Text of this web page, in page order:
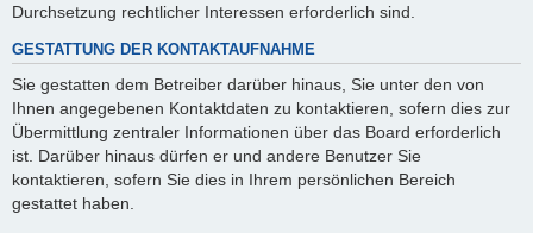
Durchsetzung rechtlicher Interessen erforderlich sind.
GESTATTUNG DER KONTAKTAUFNAHME
Sie gestatten dem Betreiber darüber hinaus, Sie unter den von
Ihnen angegebenen Kontaktdaten zu kontaktieren, sofern dies zur
Übermittlung zentraler Informationen über das Board erforderlich
ist. Darüber hinaus dürfen er und andere Benutzer Sie
kontaktieren, sofern Sie dies in Ihrem persönlichen Bereich
gestattet haben.